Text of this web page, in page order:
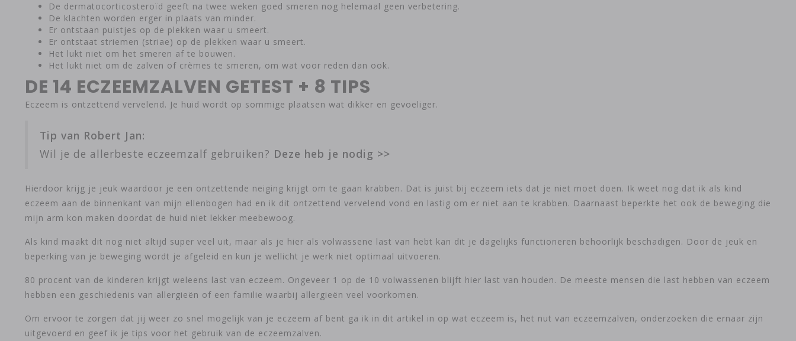
De dermatocorticosteroïd geeft na twee weken goed smeren nog helemaal geen verbetering.
De klachten worden erger in plaats van minder.
Er ontstaan puistjes op de plekken waar u smeert.
Er ontstaat striemen (striae) op de plekken waar u smeert.
Het lukt niet om het smeren af te bouwen.
Het lukt niet om de zalven of crèmes te smeren, om wat voor reden dan ook.
DE 14 ECZEEMZALVEN GETEST + 8 TIPS
Eczeem is ontzettend vervelend. Je huid wordt op sommige plaatsen wat dikker en gevoeliger.
Tip van Robert Jan:
Wil je de allerbeste eczeemzalf gebruiken? Deze heb je nodig >>
Hierdoor krijg je jeuk waardoor je een ontzettende neiging krijgt om te gaan krabben. Dat is juist bij eczeem iets dat je niet moet doen. Ik weet nog dat ik als kind
eczeem aan de binnenkant van mijn ellenbogen had en ik dit ontzettend vervelend vond en lastig om er niet aan te krabben. Daarnaast beperkte het ook de beweging die
mijn arm kon maken doordat de huid niet lekker meebewoog.
Als kind maakt dit nog niet altijd super veel uit, maar als je hier als volwassene last van hebt kan dit je dagelijks functioneren behoorlijk beschadigen. Door de jeuk en
beperking van je beweging wordt je afgeleid en kun je wellicht je werk niet optimaal uitvoeren.
80 procent van de kinderen krijgt weleens last van eczeem. Ongeveer 1 op de 10 volwassenen blijft hier last van houden. De meeste mensen die last hebben van eczeem
hebben een geschiedenis van allergieën of een familie waarbij allergieën veel voorkomen.
Om ervoor te zorgen dat jij weer zo snel mogelijk van je eczeem af bent ga ik in dit artikel in op wat eczeem is, het nut van eczeemzalven, onderzoeken die ernaar zijn
uitgevoerd en geef ik je tips voor het gebruik van de eczeemzalven.